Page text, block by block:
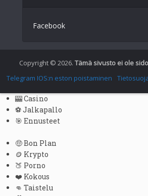
Spanish
Greek
Chinese
Japanese
Russian
Czech
Portuguese (Brazil)
Swedish
Facebook
Copyright © 2026. Tämä sivusto ei ole
Telegram IOS:n eston poistaminen
🎰 Casino
⚽ Jalkapallo
🎯 Ennusteet
🤑 Bon Plan
🪙 Krypto
🍑 Porno
❤️ Kokous
👊 Taistelu